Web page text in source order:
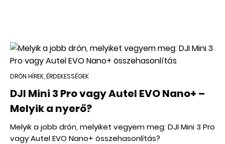
DRÓN HÍREK, ÉRDEKESSÉGEK
DJI Mini 3 Pro vagy Autel EVO Nano+ –
Melyik a nyerő?
Melyik a jobb drón, melyiket vegyem meg: DJI Mini 3 Pro
vagy Autel EVO Nano+ összehasonlítás?